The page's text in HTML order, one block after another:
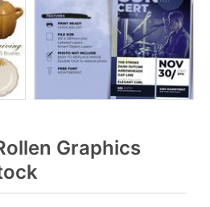
Graphics